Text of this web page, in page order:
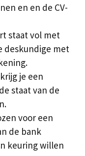
en en de CV-
staat vol met
deskundige met
je een
staat van de
voor een
de bank
keuring willen